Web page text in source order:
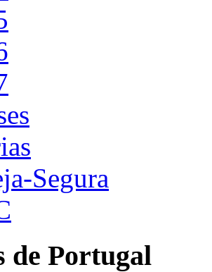
Segura
de Portugal